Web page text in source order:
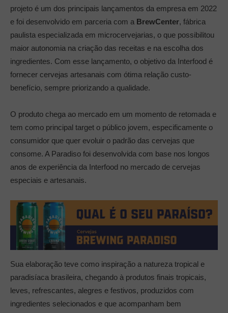
projeto é um dos principais lançamentos da empresa em 2022
e foi desenvolvido em parceria com a BrewCenter, fábrica
paulista especializada em microcervejarias, o que possibilitou
maior autonomia na criação das receitas e na escolha dos
ingredientes. Com esse lançamento, o objetivo da Interfood é
fornecer cervejas artesanais com ótima relação custo-
benefício, sempre priorizando a qualidade.
O produto chega ao mercado em um momento de retomada e
tem como principal target o público jovem, especificamente o
consumidor que quer evoluir o padrão das cervejas que
consome. A Paradiso foi desenvolvida com base nos longos
anos de experiência da Interfood no mercado de cervejas
especiais e artesanais.
Sua elaboração teve como inspiração a natureza tropical e
paradisíaca brasileira, chegando à produtos finais tropicais,
leves, refrescantes, alegres e festivos, produzidos com
ingredientes selecionados e que acompanham bem